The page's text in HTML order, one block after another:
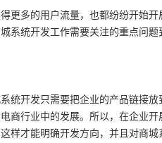
更多的用户流量，也都纷纷开始
系统开发工作需要关注的重点问题
统开发只需要把企业的产品链接
商行业中的发展。所以，在企业
样才能明确开发方向，并且对商城